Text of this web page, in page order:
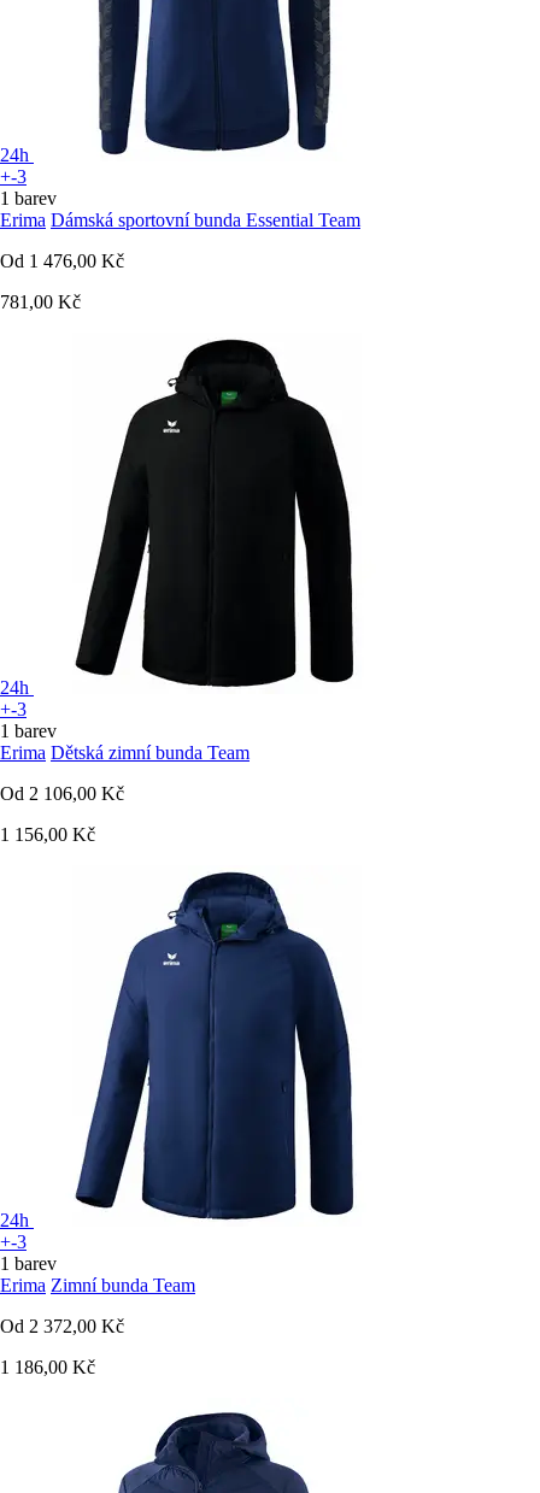
24h
+-3
1 barev
Erima Dámská sportovní bunda Essential Team
Od 1 476,00 Kč
781,00 Kč
24h
+-3
1 barev
Erima Dětská zimní bunda Team
Od 2 106,00 Kč
1 156,00 Kč
24h
+-3
1 barev
Erima Zimní bunda Team
Od 2 372,00 Kč
1 186,00 Kč